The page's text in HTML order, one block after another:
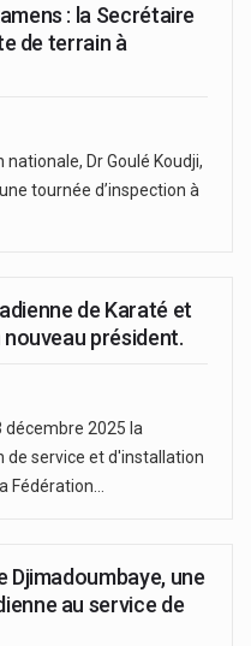
: la Secrétaire
de terrain à
nationale, Dr Goulé Koudji,
tournée d’inspection à
de Karaté et
nouveau président.
décembre 2025 la
de service et d'installation
Fédération…
Djimadoumbaye, une
au service de